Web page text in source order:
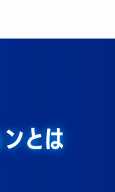
とは